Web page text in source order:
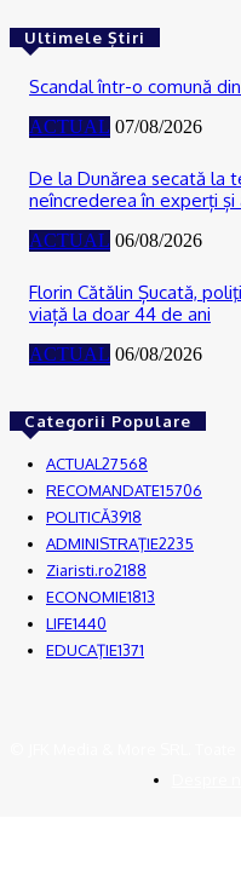
Ultimele Știri
Scandal într-o comună
ACTUAL 07/08/2026
De la Dunărea secată la
neîncrederea în experți
ACTUAL 06/08/2026
Florin Cătălin Șucată,
viață la doar 44 de ani
ACTUAL 06/08/2026
Categorii Populare
ACTUAL 27568
RECOMANDATE15706
POLITICĂ3918
ADMINISTRAŢIE2235
Ziaristi.ro2188
ECONOMIE1813
LIFE1440
EDUCAŢIE1371